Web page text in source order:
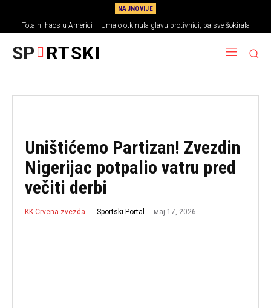
NAJNOVIJE
Totalni haos u Americi – Umalo otkinula glavu protivnici, pa sve šokirala
porukom
SP RTSKI
Uništićemo Partizan! Zvezdin
Nigerijac potpalio vatru pred
večiti derbi
KK Crvena zvezda Sportski Portal мај 17, 2026